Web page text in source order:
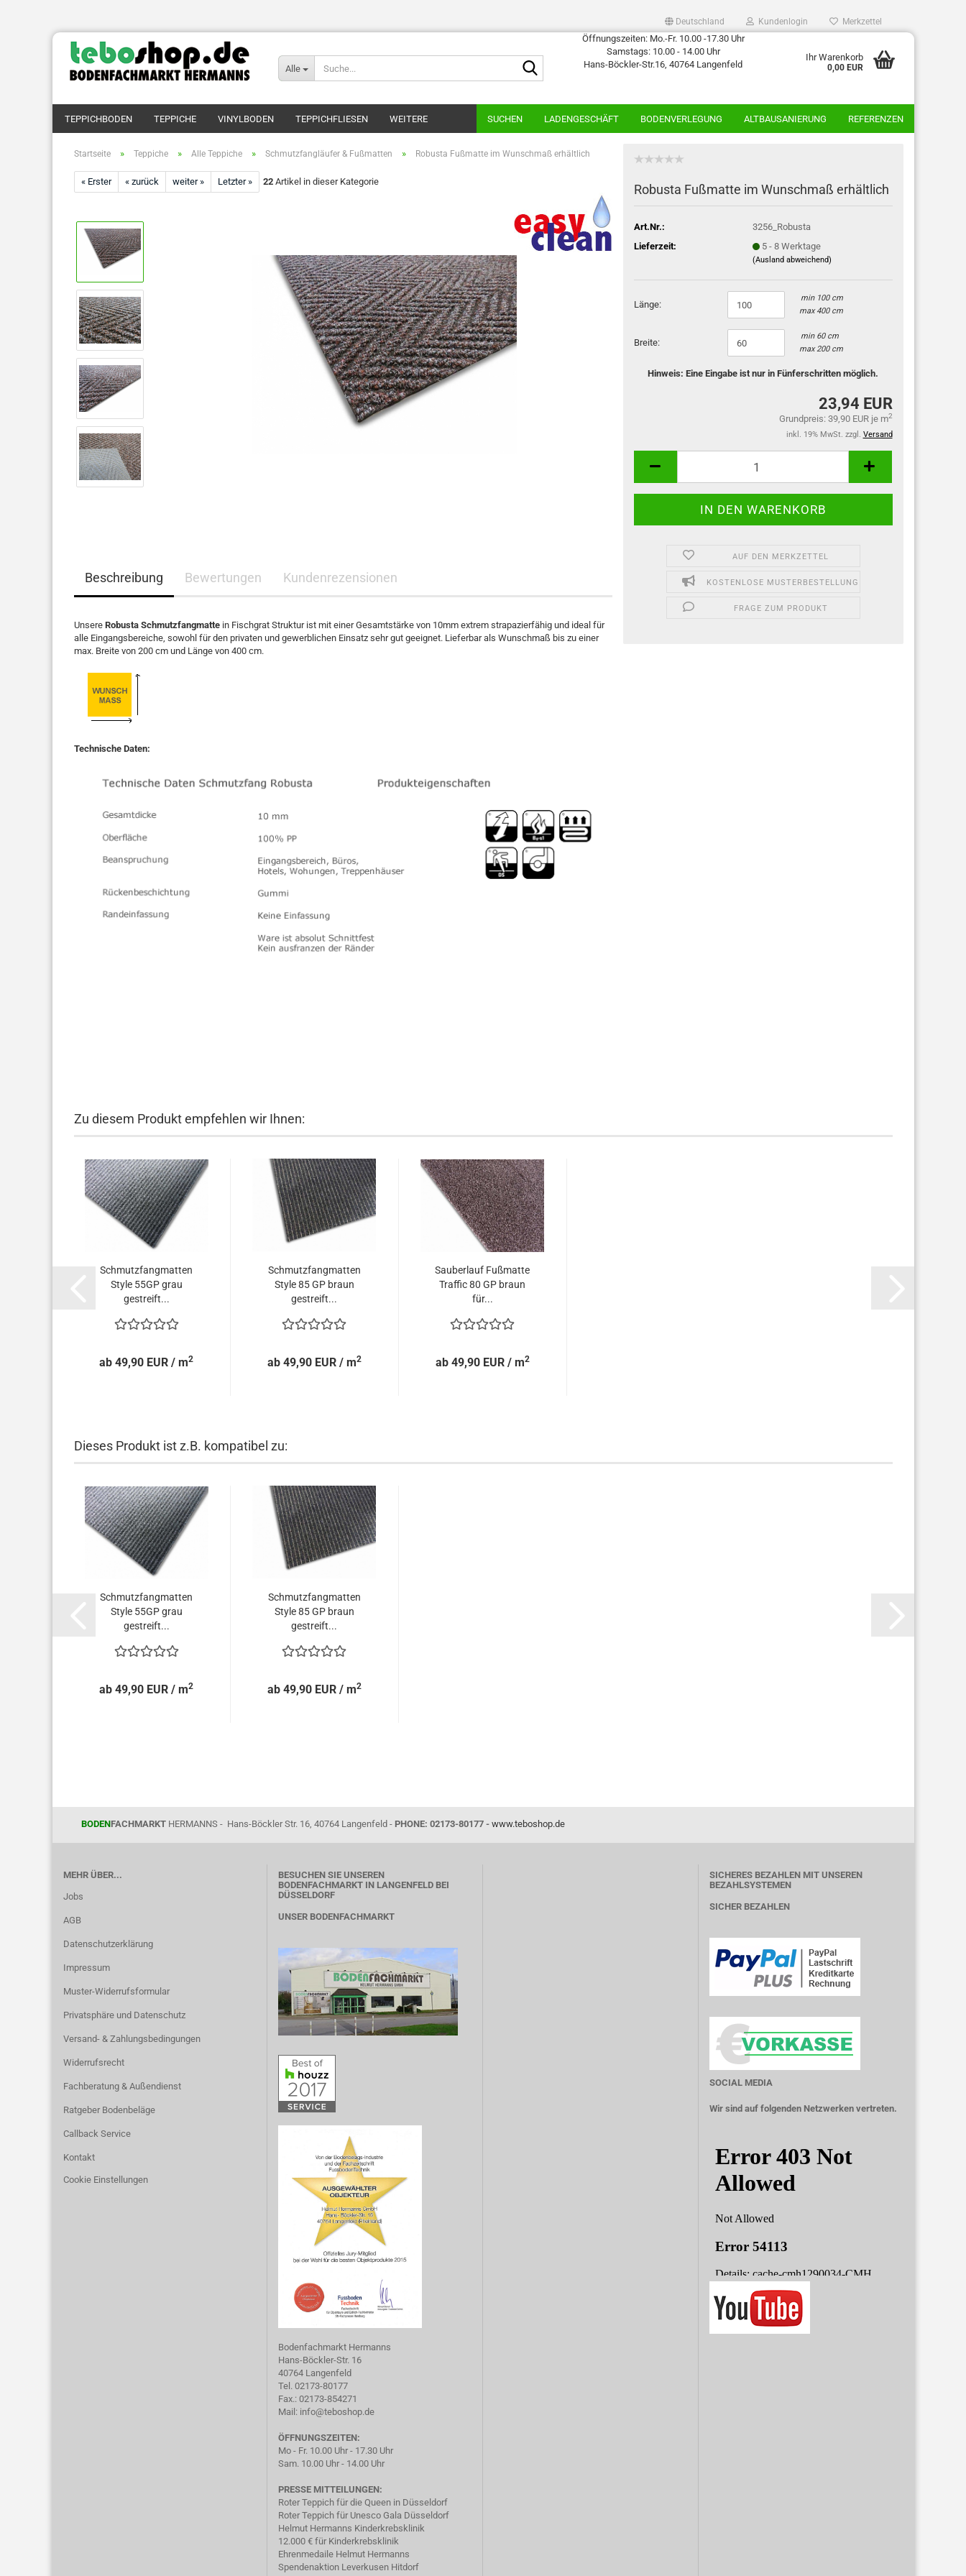
Deutschland Kundenlogin Merkzettel
Alle
Öffnungszeiten: Mo.-Fr. 10.00 -17.30 Uhr
Samstags: 10.00 - 14.00 Uhr
Hans-Böckler-Str.16, 40764 Langenfeld
Ihr Warenkorb
0,00 EUR
TEPPICHBODEN TEPPICHE VINYLBODEN TEPPICHFLIESEN SUCHEN LADENGESCHÄFT BODENVERLEGUNG ALTBAUSANIERUNG REFERENZEN
WEITERE
Startseite » Teppiche » Alle Teppiche » Schmutzfangläufer & Fußmatten » Robusta Fußmatte im Wunschmaß erhältlich
« Erster « zurück weiter » Letzter » 22Artikel in dieser Kategorie
Robusta Fußmatte im Wunschmaß erhältlich
Art.Nr.:
3256_Robusta
Lieferzeit:
5 - 8 Werktage
(Ausland abweichend)
Länge:
min 100 cm
max 400 cm
Breite:
min 60 cm
max 200 cm
Hinweis: Eine Eingabe ist nur in Fünferschritten möglich.
23,94 EUR
Grundpreis: 39,90 EUR je m2
inkl. 19% MwSt. zzgl. Versand
AUF DEN MERKZETTEL
KOSTENLOSE MUSTERBESTELLUNG
FRAGE ZUM PRODUKT
Beschreibung Bewertungen Kundenrezensionen
Unsere Robusta Schmutzfangmattein Fischgrat Struktur ist mit einer Gesamtstärke von 10mm extrem strapazierfähig und ideal für
alle Eingangsbereiche, sowohl für den privaten und gewerblichen Einsatz sehr gut geeignet. Lieferbar als Wunschmaß bis zu einer
max. Breite von 200 cm und Länge von 400 cm.
Technische Daten:
Zu diesem Produkt empfehlen wir Ihnen:
Schmutzfangmatten
Style 55GP grau
gestreift...
ab 49,90 EUR / m2
Schmutzfangmatten
Style 85 GP braun
gestreift...
ab 49,90 EUR / m2
Sauberlauf Fußmatte
Traffic 80 GP braun
für...
ab 49,90 EUR / m2
Dieses Produkt ist z.B. kompatibel zu:
Schmutzfangmatten
Style 55GP grau
gestreift...
ab 49,90 EUR / m2
Schmutzfangmatten
Style 85 GP braun
gestreift...
ab 49,90 EUR / m2
BODENFACHMARKTHERMANNS - Hans-Böckler Str. 16, 40764 Langenfeld - PHONE: 02173-80177 - www.teboshop.de
MEHR ÜBER...
Jobs
AGB
Datenschutzerklärung
Impressum
Muster-Widerrufsformular
Privatsphäre und Datenschutz
Versand- & Zahlungsbedingungen
Widerrufsrecht
Fachberatung & Außendienst
Ratgeber Bodenbeläge
Callback Service
Kontakt
Cookie Einstellungen
BESUCHEN SIE UNSEREN
BODENFACHMARKT IN LANGENFELD BEI
DÜSSELDORF
UNSER BODENFACHMARKT
Bodenfachmarkt Hermanns
Hans-Böckler-Str. 16
40764 Langenfeld
Tel. 02173-80177
Fax.: 02173-854271
Mail: info@teboshop.de
ÖFFNUNGSZEITEN:
Mo - Fr. 10.00 Uhr - 17.30 Uhr
Sam. 10.00 Uhr - 14.00 Uhr
PRESSE MITTEILUNGEN:
Roter Teppich für die Queen in Düsseldorf
Roter Teppich für Unesco Gala Düsseldorf
Helmut Hermanns Kinderkrebsklinik
12.000 € für Kinderkrebsklinik
Ehrenmedaile Helmut Hermanns
Spendenaktion Leverkusen Hitdorf
SICHERES BEZAHLEN MIT UNSEREN
BEZAHLSYSTEMEN
SICHER BEZAHLEN
SOCIAL MEDIA
Wir sind auf folgenden Netzwerken vertreten.